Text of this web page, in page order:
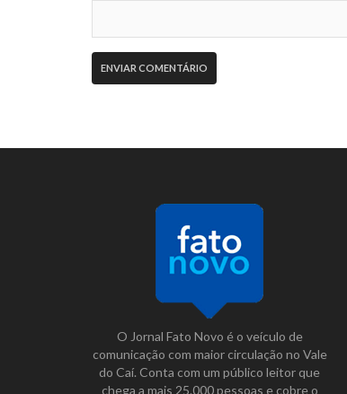
O Jornal Fato Novo é o veículo de
comunicação com maior circulação no Vale
do Caí. Conta com um público leitor que
chega a mais 25.000 pessoas e cobre o